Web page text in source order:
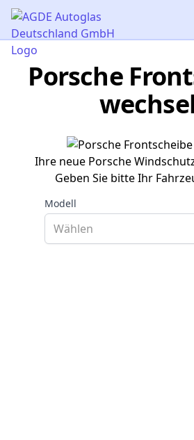
AGDE Autoglas Deutschland GmbH
Porsche
Ihre neue Porsche
Geben Sie bitte Ihr
Modell